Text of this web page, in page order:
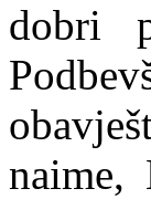
dobri
naime,